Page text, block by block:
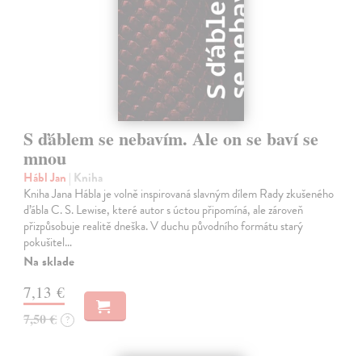
S ďáblem se nebavím. Ale on se baví se
mnou
Hábl Jan | Kniha
Kniha Jana Hábla je volně inspirovaná slavným dílem Rady zkušeného
ďábla C. S. Lewise, které autor s úctou připomíná, ale zároveň
přizpůsobuje realitě dneška. V duchu původního formátu starý
pokušitel…
Na sklade
7,13 €
7,50 € ?